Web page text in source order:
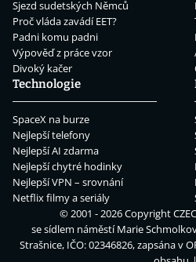
Sjezd sudetských Němců
Proč vláda zavádí EET?
Padni komu padni
Výpověď z práce vzor
Divoký kačer
Technologie
SpaceX na burze
Nejlepší telefony
Nejlepší AI zdarma
Nejlepší chytré hodinky
Nejlepší VPN – srovnání
Netflix filmy a seriály
© 2001 - 2026 Copyright
se sídlem náměstí Marie
Strašnice, IČO: 02346826, zapsána v